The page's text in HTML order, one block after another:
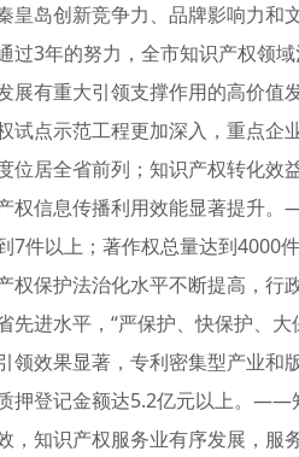
皇岛创新竞争力、品牌影响力
过3年的努力，全市知识产权领
展有重大引领支撑作用的高价
试点示范工程更加深入，重点
位居全省前列；知识产权转化
权信息传播利用效能显著提升
7件以上；著作权总量达到
权保护法治化水平不断提高，
先进水平，“严保护、快保护、
领效果显著，专利密集型产业
押登记金额达5.2亿元以上。
，知识产权服务业有序发展，